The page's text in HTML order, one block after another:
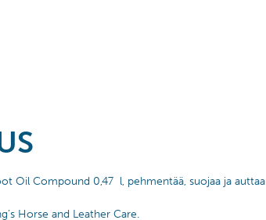
Oil Compound 0,47 l, pehmentää, suojaa ja
Horse and Leather Care.